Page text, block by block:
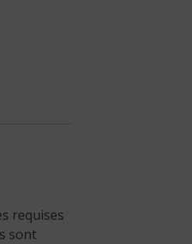
requises
sont